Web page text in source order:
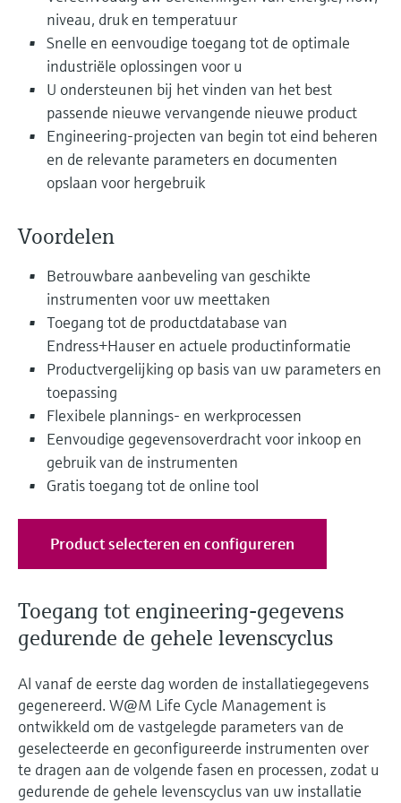
Device Viewer
Find product-specific information and
documentation
Spare parts finder
Find spare parts by product root, order code,
or serial number
Level measurement with pressure
Alles winkelen
Memosens technology
Alles winkelen
besluitvormingsniveau
niveau, druk en temperatuur
Snelle en eenvoudige toegang tot de optimale
industriële oplossingen voor u
U ondersteunen bij het vinden van het best
passende nieuwe vervangende nieuwe product
Engineering-projecten van begin tot eind beheren
en de relevante parameters en documenten
opslaan voor hergebruik
Voordelen
Betrouwbare aanbeveling van geschikte
instrumenten voor uw meettaken
Toegang tot de productdatabase van
Endress+Hauser en actuele productinformatie
Productvergelijking op basis van uw parameters en
toepassing
Flexibele plannings- en werkprocessen
Eenvoudige gegevensoverdracht voor inkoop en
gebruik van de instrumenten
Gratis toegang tot de online tool
Product selecteren en configureren
Toegang tot engineering-gegevens
gedurende de gehele levenscyclus
Al vanaf de eerste dag worden de installatiegegevens
gegenereerd. W@M Life Cycle Management is
ontwikkeld om de vastgelegde parameters van de
geselecteerde en geconfigureerde instrumenten over
te dragen aan de volgende fasen en processen, zodat u
gedurende de gehele levenscyclus van uw installatie